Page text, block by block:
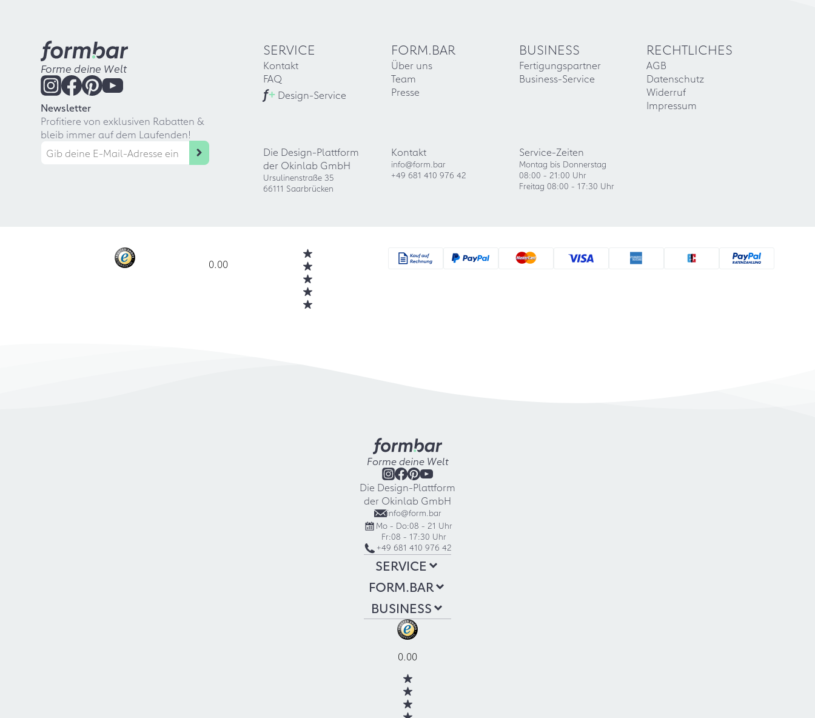
Forme deine Welt
Newsletter
Profitiere von exklusiven Rabatten &
bleib immer auf dem Laufenden!
SERVICE
Kontakt
FAQ
f+ Design-Service
FORM.BAR
Über uns
Team
Presse
BUSINESS
Fertigungspartner
Business-Service
RECHTLICHES
AGB
Datenschutz
Widerruf
Impressum
Die Design-Plattform
der Okinlab GmbH
Ursulinenstraße 35
66111 Saarbrücken
Kontakt
info@form.bar
+49 681 410 976 42
Service-Zeiten
Montag bis Donnerstag
08:00 - 21:00 Uhr
Freitag 08:00 - 17:30 Uhr
0.00
Forme deine Welt
Die Design-Plattform
der Okinlab GmbH
info@form.bar
Mo - Do:08 - 21 Uhr
Fr:08 - 17:30 Uhr
+49 681 410 976 42
SERVICE
FORM.BAR
BUSINESS
0.00